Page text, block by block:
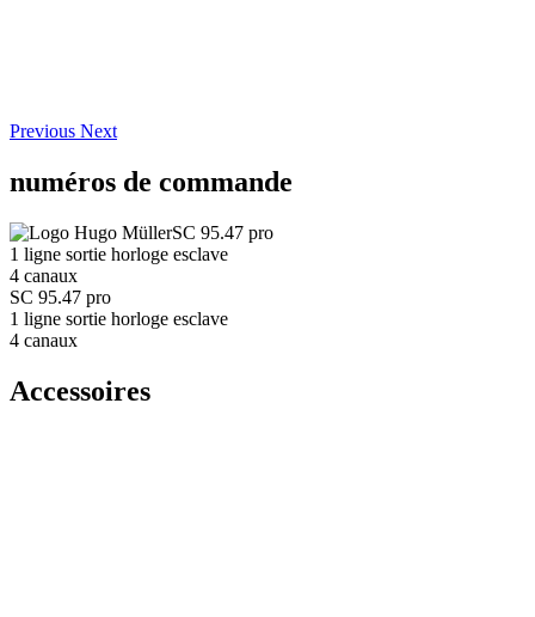
Previous Next
numéros de commande
SC 95.47 pro
1 ligne sortie horloge esclave
4 canaux
SC 95.47 pro
1 ligne sortie horloge esclave
4 canaux
Accessoires